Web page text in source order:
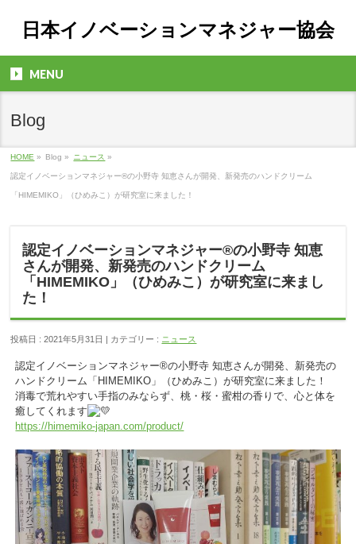
日本イノベーションマネジャー協会
MENU
Blog
HOME » Blog » ニュース »
認定イノベーションマネジャー®の小野寺 知恵さんが開発、新発売のハンドクリーム
「HIMEMIKO」（ひめみこ）が研究室に来ました！
認定イノベーションマネジャー®の小野寺 知恵
さんが開発、新発売のハンドクリーム
「HIMEMIKO」（ひめみこ）が研究室に来まし
た！
投稿日 : 2021年5月31日 | カテゴリー : ニュース
認定イノベーションマネジャー®の小野寺 知恵さんが開発、新発売の
ハンドクリーム「HIMEMIKO」（ひめみこ）が研究室に来ました！
消毒で荒れやすい手指のみならず、桃・桜・蜜柑の香りで、心と体を
癒してくれます
https://himemiko-japan.com/product/